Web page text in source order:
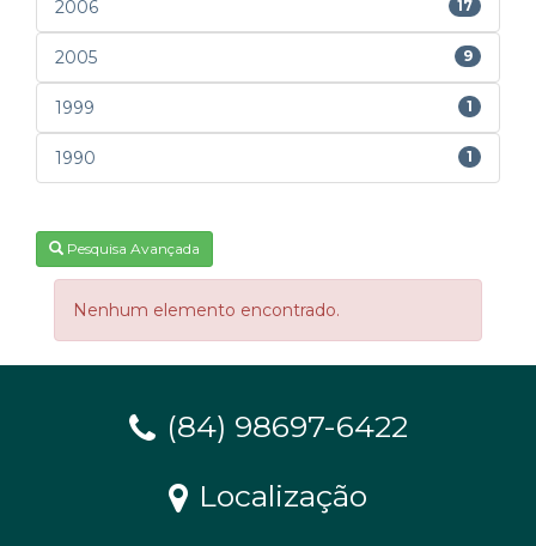
2006 17
2005 9
1999 1
1990 1
Pesquisa Avançada
Nenhum elemento encontrado.
(84) 98697-6422
Localização